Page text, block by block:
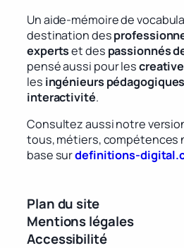
Un aide-mémoire de
destination des
expertset des passionnés
pensé aussi pour les
les ingénieurs
interactivité.
Consultez aussi notre
tous, métiers, compétences
base surdefinitions-
Plan du site
Mentions légales
Accessibilité